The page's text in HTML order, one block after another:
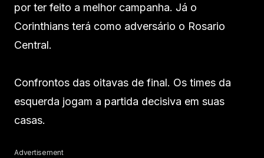
por ter feito a melhor campanha. Já o
Corinthians terá como adversário o Rosario
Central.
Confrontos das oitavas de final. Os times da
esquerda jogam a partida decisiva em suas
casas.
Advertisement